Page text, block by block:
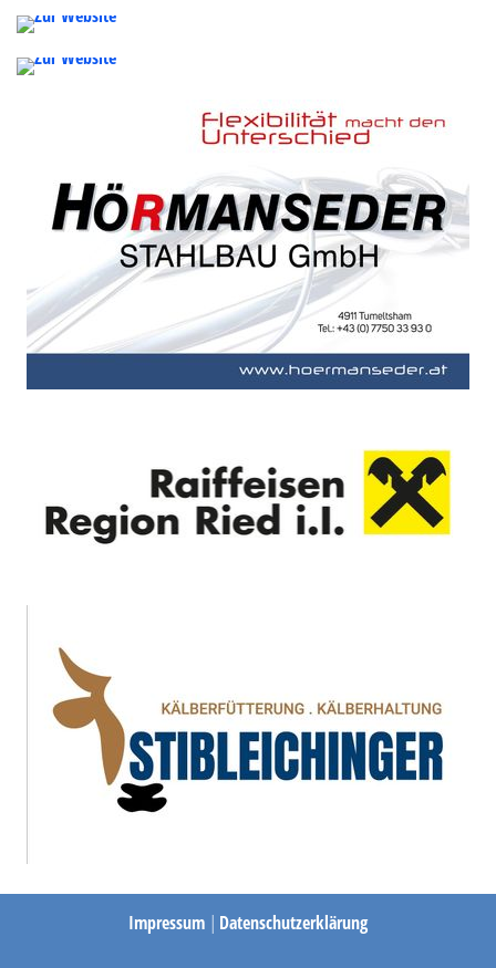
Impressum | Datenschutzerklärung